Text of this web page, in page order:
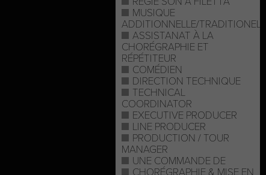
MUSIQUE
ADDITIONNELLE/TRADITIONELLE
ASSISTANAT À LA
CHORÉGRAPHIE ET
RÉPÉTITEUR
COMÉDIEN
DIRECTION TECHNIQUE
TECHNICAL
COORDINATOR
EXECUTIVE PRODUCER
LINE PRODUCER
PRODUCTION / TOUR
MANAGER
UNE COMMANDE DE
CHORÉGRAPHIE & MISE EN